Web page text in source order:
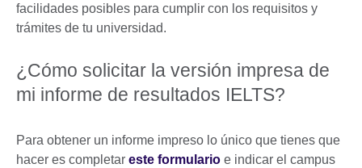
facilidades posibles para cumplir con los requisitos y
trámites de tu universidad.
¿Cómo solicitar la versión impresa de
mi informe de resultados IELTS?
Para obtener un informe impreso lo único que tienes que
hacer es completar este formulario e indicar el campus